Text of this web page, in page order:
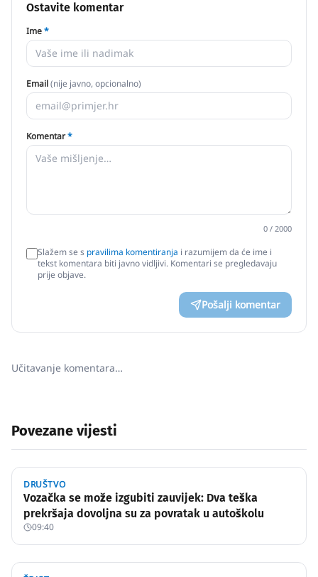
Ostavite komentar
Ime*
Email(nije javno, opcionalno)
Komentar*
0 / 2000
Slažem se s pravilima komentiranja i razumijem da će ime i
tekst komentara biti javno vidljivi. Komentari se pregledavaju
prije objave.
Pošalji komentar
Učitavanje komentara…
Povezane vijesti
DRUŠTVO
Vozačka se može izgubiti zauvijek: Dva teška
prekršaja dovoljna su za povratak u autoškolu
09:40